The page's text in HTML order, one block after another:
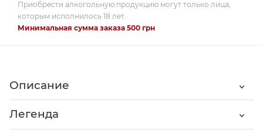
Приобрести алкогольную продукцию могут только лица,
которым исполнилось 18 лет.
Минимальная сумма заказа 500 грн
Описание
Легенда